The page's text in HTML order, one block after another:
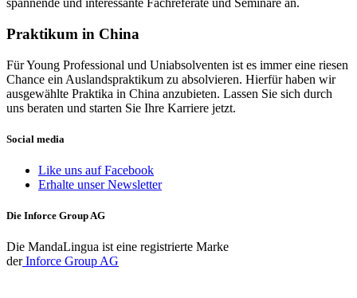
spannende und interessante Fachreferate und Seminare an.
Praktikum in China
Für Young Professional und Uniabsolventen ist es immer eine riesen
Chance ein Auslandspraktikum zu absolvieren. Hierfür haben wir
ausgewählte Praktika in China anzubieten. Lassen Sie sich durch
uns beraten und starten Sie Ihre Karriere jetzt.
Social media
Like uns auf Facebook
Erhalte unser Newsletter
Die Inforce Group AG
Die MandaLingua ist eine registrierte Marke
derInforce Group AG